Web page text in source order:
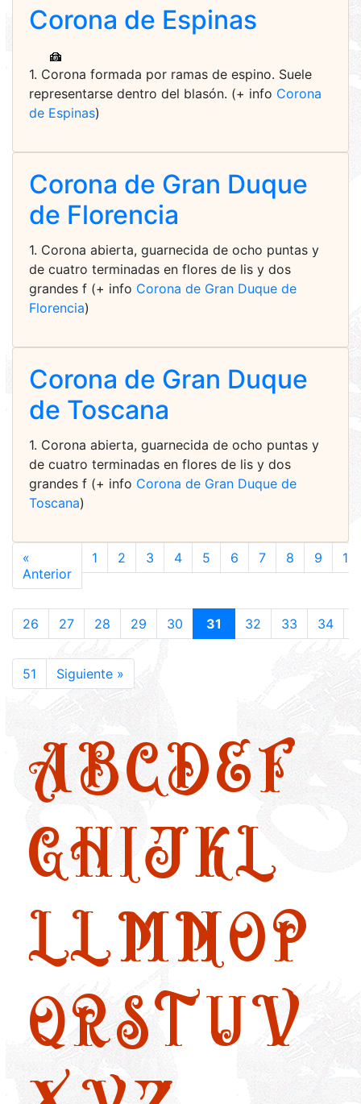
Corona de Espinas
1. Corona formada por ramas de espino. Suele
representarse dentro del blasón. (+ info Corona
de Espinas)
Corona de Gran Duque
de Florencia
1. Corona abierta, guarnecida de ocho puntas y
de cuatro terminadas en flores de lis y dos
grandes f (+ info Corona de Gran Duque de
Florencia)
Corona de Gran Duque
de Toscana
1. Corona abierta, guarnecida de ocho puntas y
de cuatro terminadas en flores de lis y dos
grandes f (+ info Corona de Gran Duque de
Toscana)
«
Anterior
1 2 3 4 5 6 7 8 9 10
26 27 28 29 30 31 32 33 34
51 Siguiente »
ABCDEF
GHIJKL
LLMNOP
QRSTUV